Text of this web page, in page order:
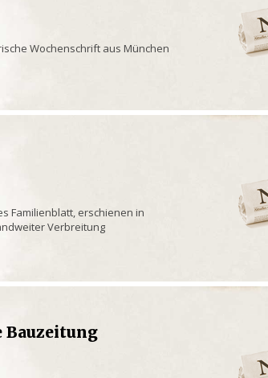
Wochenschrift aus München
Familienblatt, erschienen in
Verbreitung
Bauzeitung